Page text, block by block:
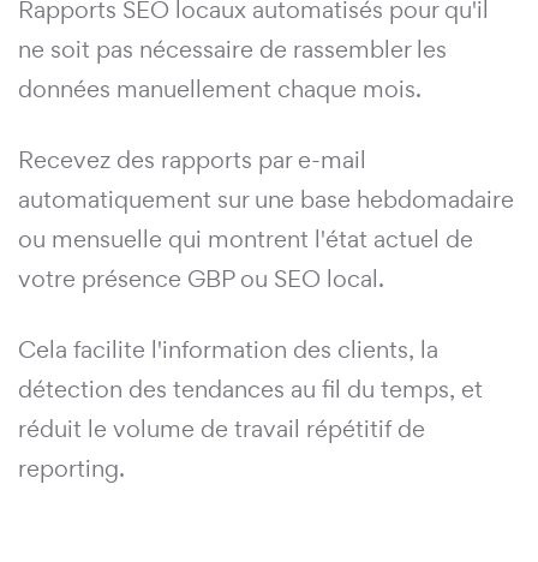
Rapports SEO locaux automatisés pour qu'il
ne soit pas nécessaire de rassembler les
données manuellement chaque mois.
Recevez des rapports par e-mail
automatiquement sur une base hebdomadaire
ou mensuelle qui montrent l'état actuel de
votre présence GBP ou SEO local.
Cela facilite l'information des clients, la
détection des tendances au fil du temps, et
réduit le volume de travail répétitif de
reporting.